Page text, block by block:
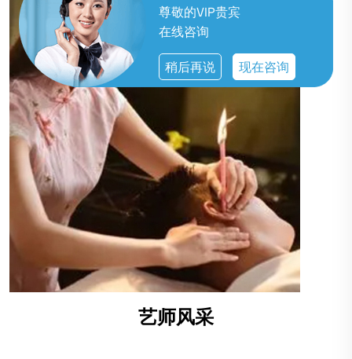
尊敬的VIP贵宾
在线咨询
稍后再说 现在咨询
艺师风采